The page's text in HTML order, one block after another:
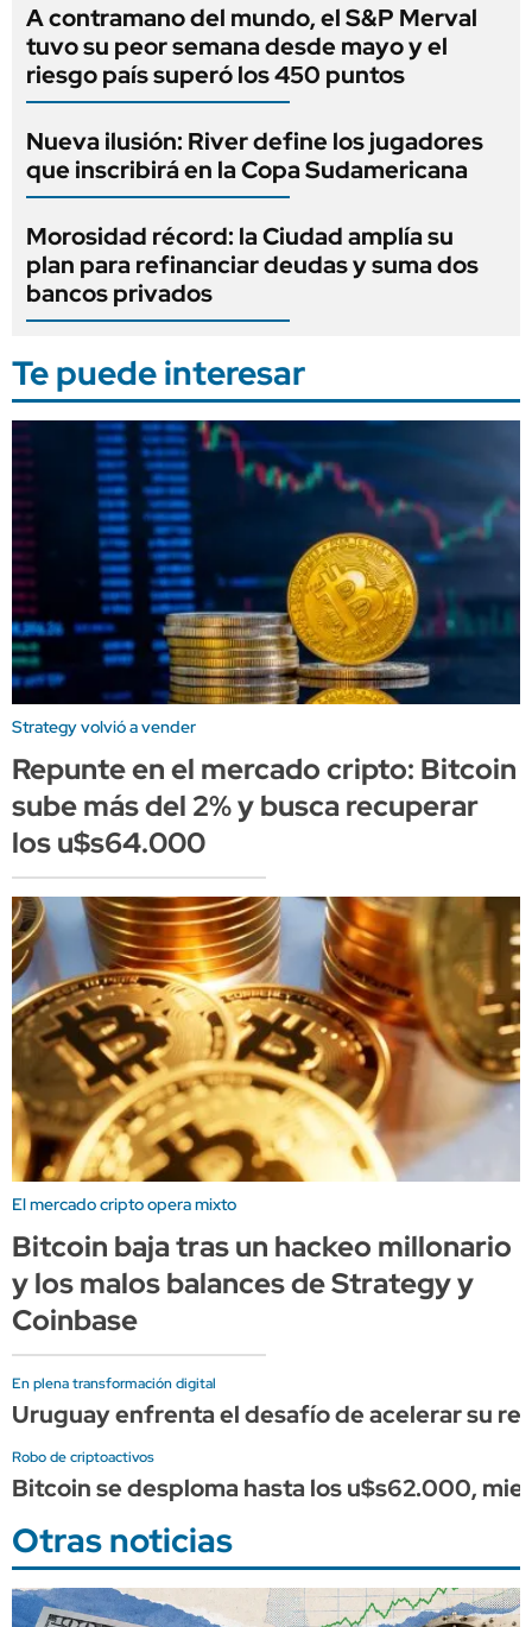
A contramano del mundo, el S&P Merval
tuvo su peor semana desde mayo y el
riesgo país superó los 450 puntos
Nueva ilusión: River define los jugadores
que inscribirá en la Copa Sudamericana
Morosidad récord: la Ciudad amplía su
plan para refinanciar deudas y suma dos
bancos privados
Te puede interesar
Strategy volvió a vender
Repunte en el mercado cripto: Bitcoin
sube más del 2% y busca recuperar
los u$s64.000
El mercado cripto opera mixto
Bitcoin baja tras un hackeo millonario
y los malos balances de Strategy y
Coinbase
En plena transformación digital
Uruguay enfrenta el desafío de acelerar su
Robo de criptoactivos
Bitcoin se desploma hasta los u$s62.000,
Otras noticias